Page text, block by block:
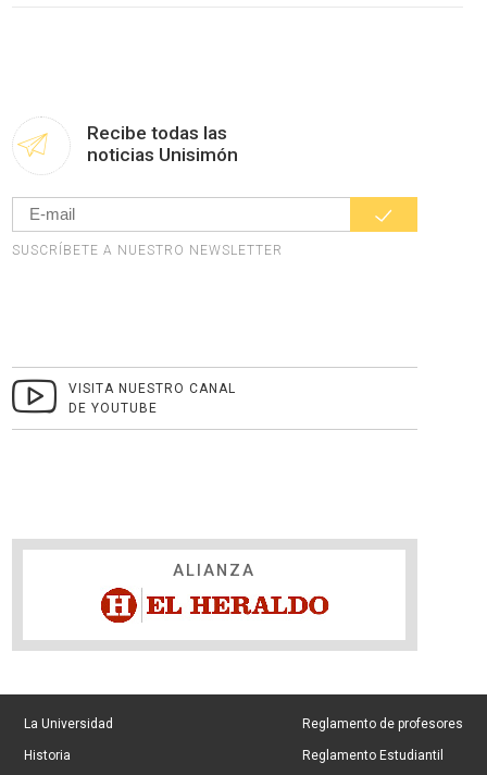
Recibe todas las
noticias Unisimón
SUSCRÍBETE A NUESTRO NEWSLETTER
VISITA NUESTRO CANAL
DE YOUTUBE
ALIANZA
La Universidad
Historia
Reglamento de profesores
Reglamento Estudiantil